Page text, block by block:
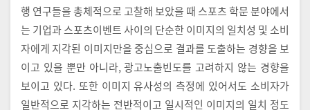
행 연구들을 총체적으로 고찰해 보았을 때 스포츠 학문 분야에서
는 기업과 스포츠이벤트 사이의 단순한 이미지의 일치성 및 소비
자에게 지각된 이미지만을 중심으로 결과를 도출하는 경향을 보
이고 있을 뿐만 아니라, 광고노출빈도를 고려하지 않는 경향을
보이고 있다. 또한 이미지 유사성의 측정에 있어서도 소비자가
일반적으로 지각하는 전반적이고 일시적인 이미지의 일치 정도